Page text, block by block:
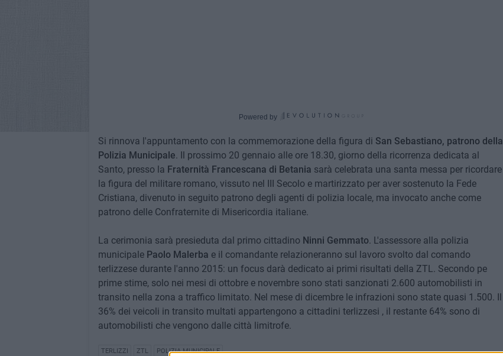
Powered by
Si rinnova l'appuntamento con la commemorazione della figura di San Sebastiano, patrono della
Polizia Municipale. Il prossimo 20 gennaio alle ore 18.30, giorno della ricorrenza dedicata al
Santo, presso la Fraternità Francescana di Betania sarà celebrata una santa messa per ricordare
la figura del militare romano, vissuto nel III Secolo e martirizzato per aver sostenuto la Fede
Cristiana, divenuto in seguito patrono degli agenti di polizia locale, ma invocato anche come
patrono delle Confraternite di Misericordia italiane.
La cerimonia sarà presieduta dal primo cittadino Ninni Gemmato. L'assessore alla polizia
municipale Paolo Malerba e il comandante relazioneranno sul lavoro svolto dal comando
terlizzese durante l'anno 2015: un focus darà dedicato ai primi risultati della ZTL. Secondo pe
prime stime, solo nei mesi di ottobre e novembre sono stati sanzionati 2.600 automobilisti in
transito nella zona a traffico limitato. Nel mese di dicembre le infrazioni sono state quasi 1.500. Il
36% dei veicoli in transito multati appartengono a cittadini terlizzesi , il restante 64% sono di
automobilisti che vengono dalle città limitrofe.
TERLIZZI ZTL POLIZIA MUNICIPALE